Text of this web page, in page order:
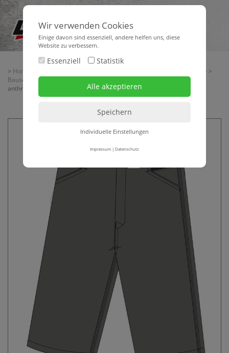
> Home Aktionsangebote >
Bauservice Aktuell II-2026
> Arbeitsshorts LORENCIC-LO-ACTIVE 245 g
anthrazit/schwarz
Wir verwenden Cookies
Einige davon sind essenziell, andere helfen uns, diese
Website zu verbessern.
Essenziell Statistik
Individuelle Einstellungen
Impressum| Datenschutz